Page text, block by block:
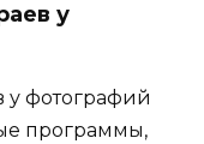
у
у фотографий
программы,